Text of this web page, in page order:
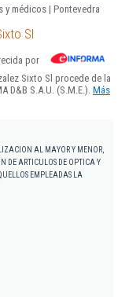
médicos | Pontevedra
Sl
por
Sixto Sl procede de la
D&B S.A.U. (S.M.E.). Más
AL MAYOR Y MENOR,
DE ARTICULOS DE OPTICA Y
EMPLEADAS LA